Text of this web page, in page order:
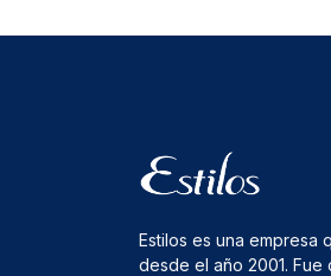
Estilos es una
desde el año 2001.